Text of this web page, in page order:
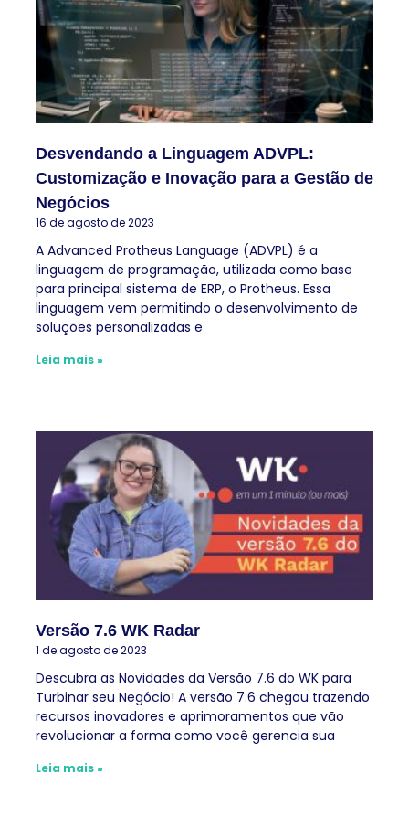
Desvendando a Linguagem ADVPL:
Customização e Inovação para a Gestão de
Negócios
16 de agosto de 2023
A Advanced Protheus Language (ADVPL) é a
linguagem de programação, utilizada como base
para principal sistema de ERP, o Protheus. Essa
linguagem vem permitindo o desenvolvimento de
soluções personalizadas e
Leia mais »
Versão 7.6 WK Radar
1 de agosto de 2023
Descubra as Novidades da Versão 7.6 do WK para
Turbinar seu Negócio! A versão 7.6 chegou trazendo
recursos inovadores e aprimoramentos que vão
revolucionar a forma como você gerencia sua
Leia mais »